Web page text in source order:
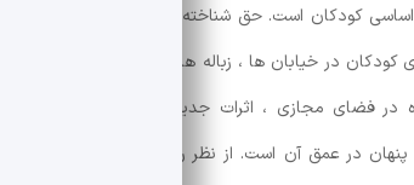
کودکان است. حق شناخته شده در اسناد بین المللی
کودکان در خیابان ها ، زباله های شبانه ، شیشه به
در فضای مجازی ، اثرات جدید یک پدیده مزمن
پنهان در عمق آن است. از نظر روانشناختی ، این